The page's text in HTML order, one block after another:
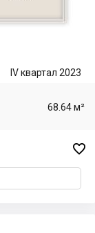
IV квартал 2023
68.64 м²
